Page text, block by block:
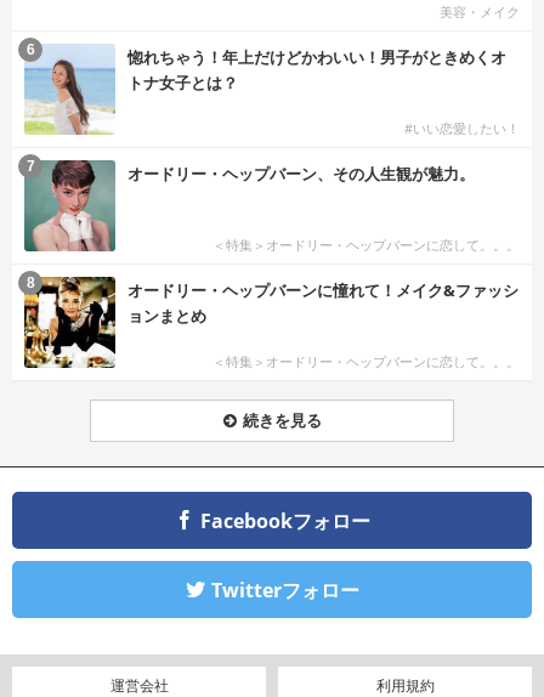
美容・メイク
惚れちゃう！年上だけどかわいい！男子がときめくオ
トナ女子とは？
#いい恋愛したい！
6
オードリー・ヘップバーン、その人生観が魅力。
＜特集＞オードリー・ヘップバーンに恋して。。。
7
オードリー・ヘップバーンに憧れて！メイク&ファッシ
ョンまとめ
＜特集＞オードリー・ヘップバーンに恋して。。。
8
続きを見る
Facebookフォロー
Twitterフォロー
運営会社 利用規約